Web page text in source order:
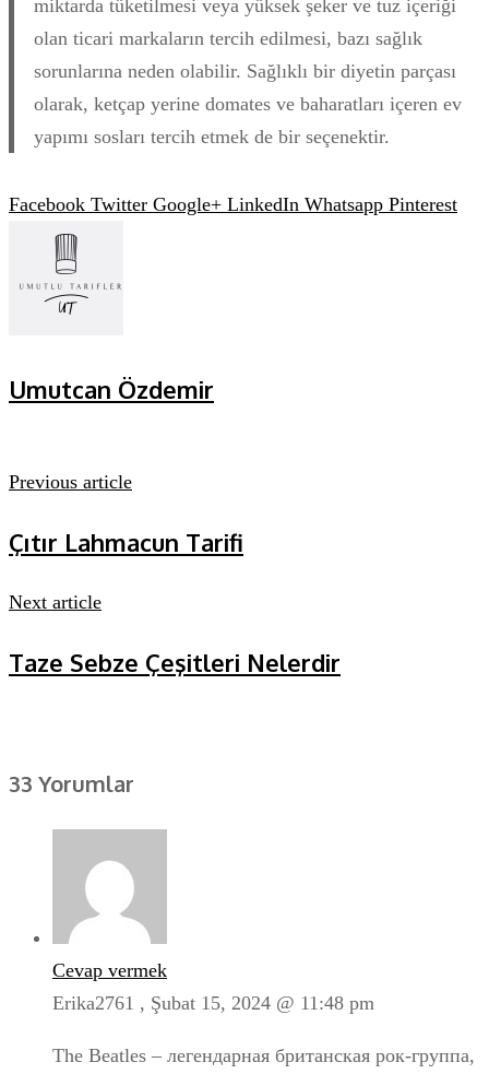
miktarda tüketilmesi veya yüksek şeker ve tuz içeriği
olan ticari markaların tercih edilmesi, bazı sağlık
sorunlarına neden olabilir. Sağlıklı bir diyetin parçası
olarak, ketçap yerine domates ve baharatları içeren ev
yapımı sosları tercih etmek de bir seçenektir.
Facebook Twitter Google+ LinkedIn Whatsapp Pinterest
Umutcan Özdemir
Previous article
Çıtır Lahmacun Tarifi
Next article
Taze Sebze Çeşitleri Nelerdir
33 Yorumlar
Cevap vermek
Erika2761 , Şubat 15, 2024 @ 11:48 pm
The Beatles – легендарная британская рок-группа,